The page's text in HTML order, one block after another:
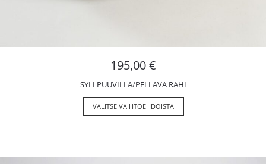
195,00€
SYLI PUUVILLA/PELLAVA RAHI
VALITSE VAIHTOEHDOISTA